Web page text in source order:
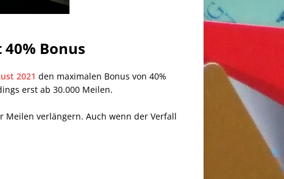
Bonus
2021 den maximalen Bonus von 40%
erst ab 30.000 Meilen.
verlängern. Auch wenn der Verfall